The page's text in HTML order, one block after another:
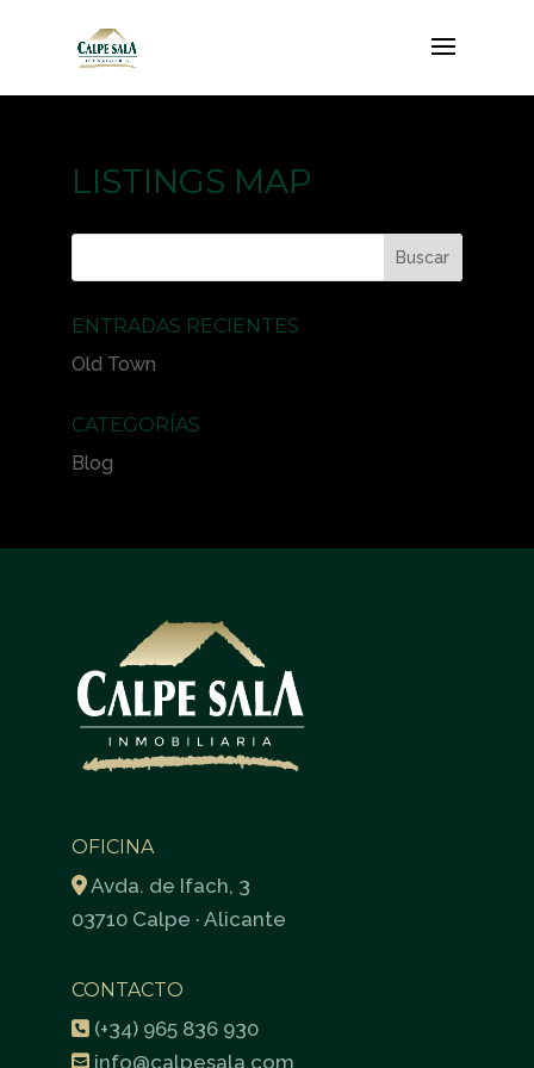
LISTINGS MAP
ENTRADAS RECIENTES
Old Town
CATEGORÍAS
Blog
OFICINA
Avda. de Ifach, 3
03710 Calpe · Alicante
CONTACTO
(+34) 965 836 930
info@calpesala.com